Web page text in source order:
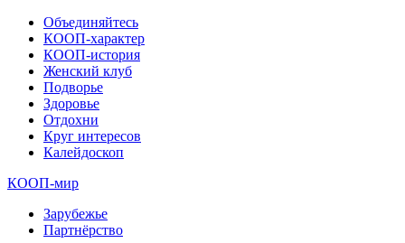
Объединяйтесь
КООП-характер
КООП-история
Женский клуб
Подворье
Здоровье
Отдохни
Круг интересов
Калейдоскоп
КООП-мир
Зарубежье
Партнёрство